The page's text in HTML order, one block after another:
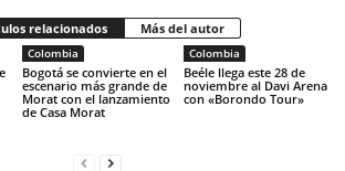
relacionados Más del autor
Colombia
Bogotá se convierte en el
escenario más grande de
Morat con el lanzamiento
de Casa Morat
Colombia
Beéle llega este 28 de
noviembre al Davi Arena
con «Borondo Tour»